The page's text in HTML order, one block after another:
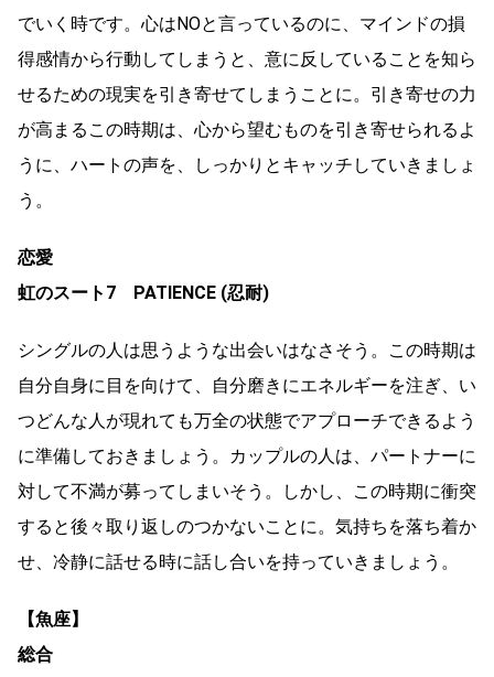
でいく時です。心はNOと言っているのに、マインドの損
得感情から行動してしまうと、意に反していることを知ら
せるための現実を引き寄せてしまうことに。引き寄せの力
が高まるこの時期は、心から望むものを引き寄せられるよ
うに、ハートの声を、しっかりとキャッチしていきましょ
う。
恋愛
虹のスート7 PATIENCE (忍耐)
シングルの人は思うような出会いはなさそう。この時期は
自分自身に目を向けて、自分磨きにエネルギーを注ぎ、い
つどんな人が現れても万全の状態でアプローチできるよう
に準備しておきましょう。カップルの人は、パートナーに
対して不満が募ってしまいそう。しかし、この時期に衝突
すると後々取り返しのつかないことに。気持ちを落ち着か
せ、冷静に話せる時に話し合いを持っていきましょう。
【魚座】
総合